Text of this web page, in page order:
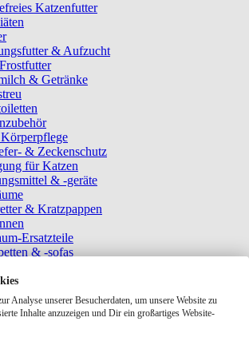
Katzenfutter
& Aufzucht
& Getränke
& Zeckenschutz
für Katzen
& -geräte
& Kratzpappen
Ersatzteile
& -sofas
& Fensterliegeplätze
& -matten
& Catnipspielzeug
Analyse unserer Besucherdaten, um unsere Website zu
Inhalte anzuzeigen und Dir ein großartiges Website-